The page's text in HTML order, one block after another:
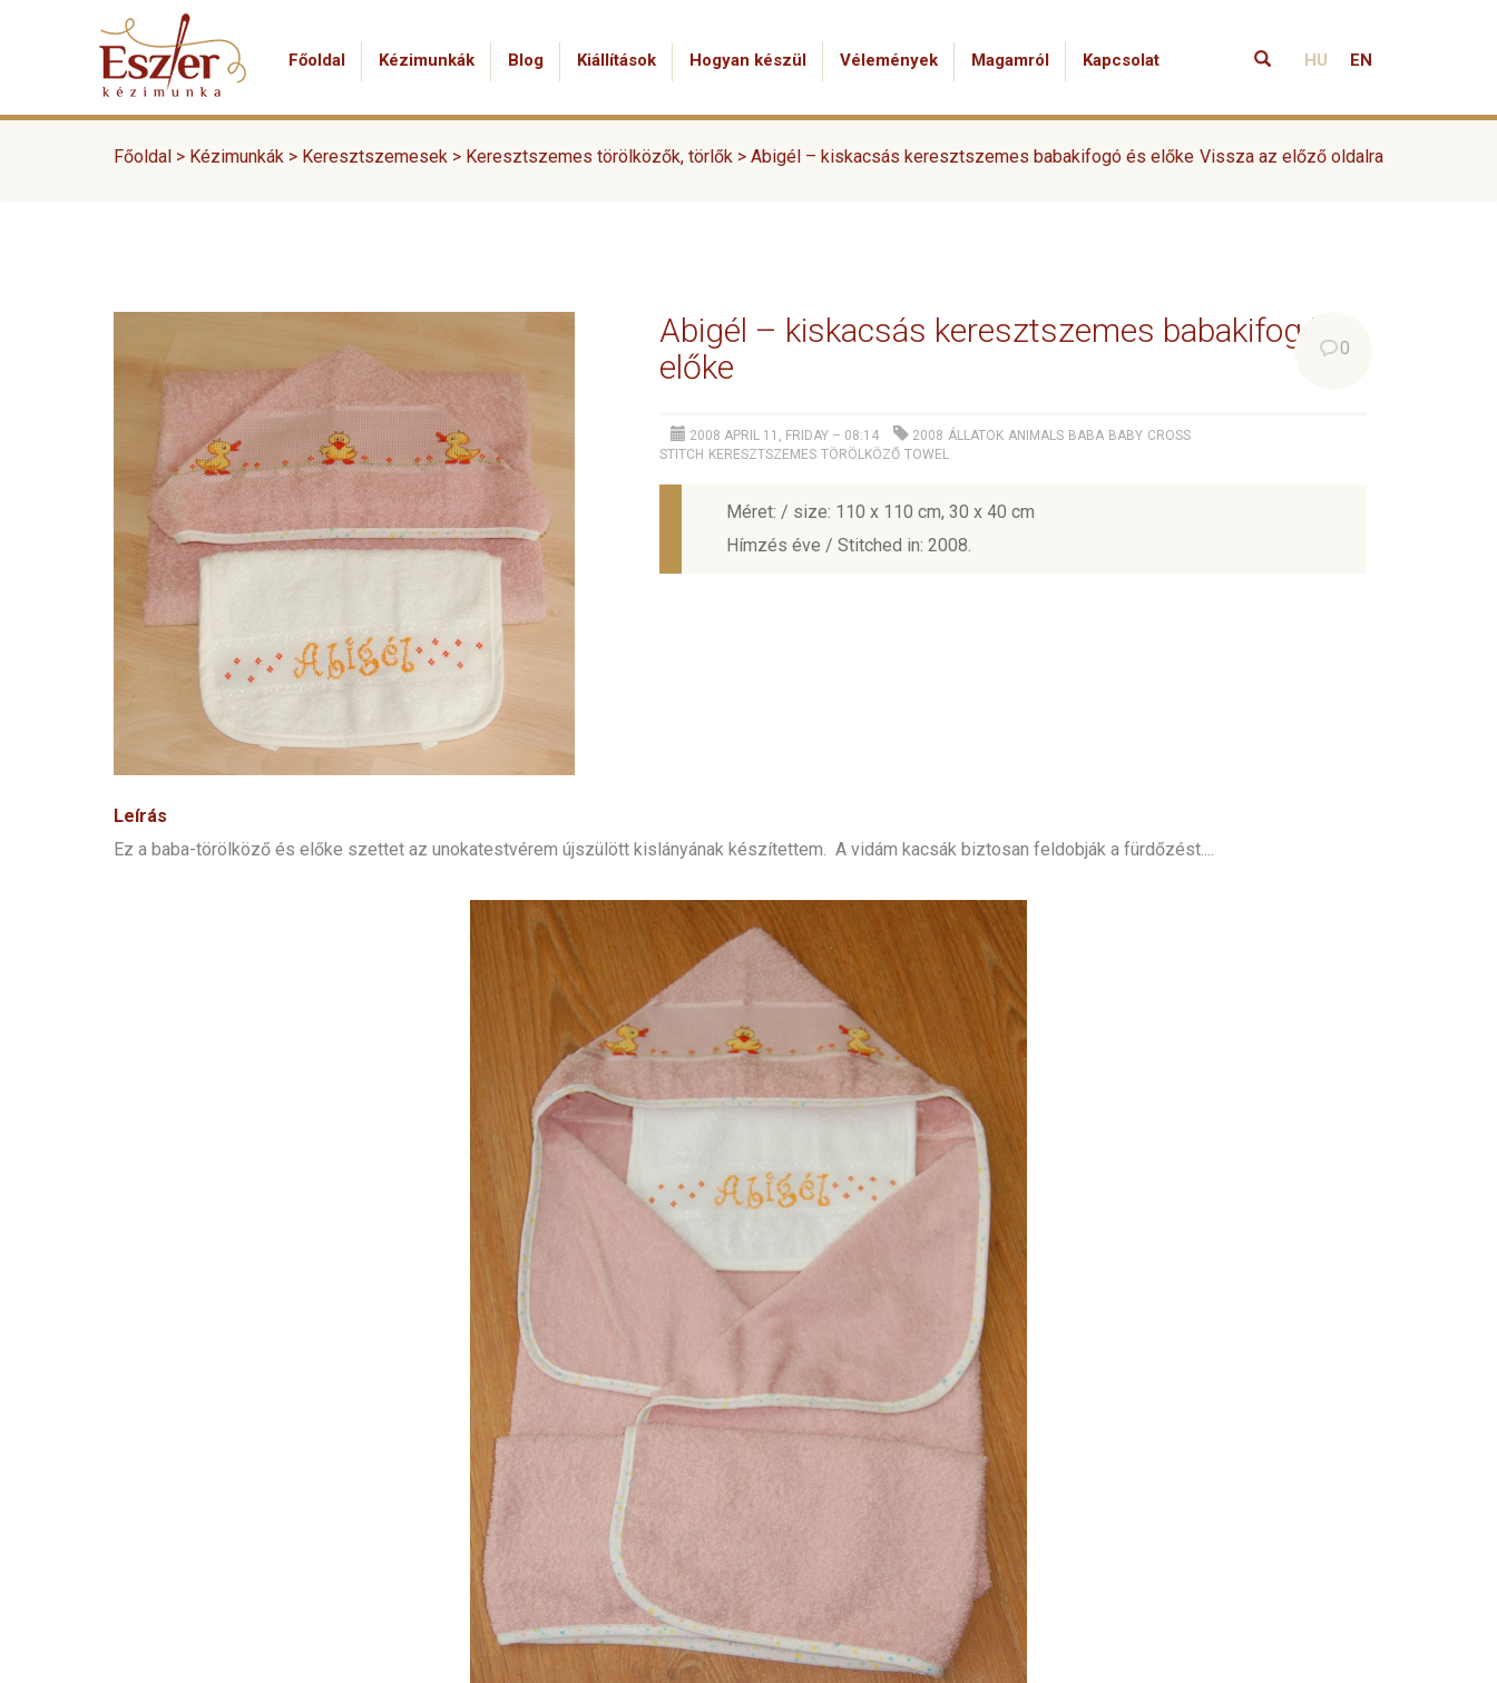
Főoldal Kézimunkák Blog Kiállítások Hogyan készül Vélemények Magamról Kapcsolat HU EN
Főoldal > Kézimunkák Vissza az előző oldalra
> Keresztszemesek > Keresztszemes törölközők, törlők > Abigél – kiskacsás keresztszemes babakifogó és előke
Abigél – kiskacsás keresztszemes babakifogó és
előke
0
2008 APRIL 11, FRIDAY – 08:14 2008 ÁLLATOK ANIMALS BABA BABY CROSS
STITCH KERESZTSZEMES TÖRÖLKÖZŐ TOWEL
Méret: / size: 110 x 110 cm, 30 x 40 cm
Hímzés éve / Stitched in: 2008.
Leírás
Ez a baba-törölköző és előke szettet az unokatestvérem újszülött kislányának készítettem. A vidám kacsák biztosan feldobják a fürdőzést....